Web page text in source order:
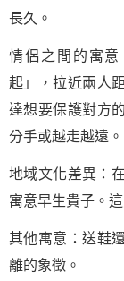
長久。
情侶之間的寓
起」，拉近兩人
達想要保護對方
分手或越走越遠。
地域文化差異：
寓意早生貴子。
其他寓意：送鞋
離的象徵。